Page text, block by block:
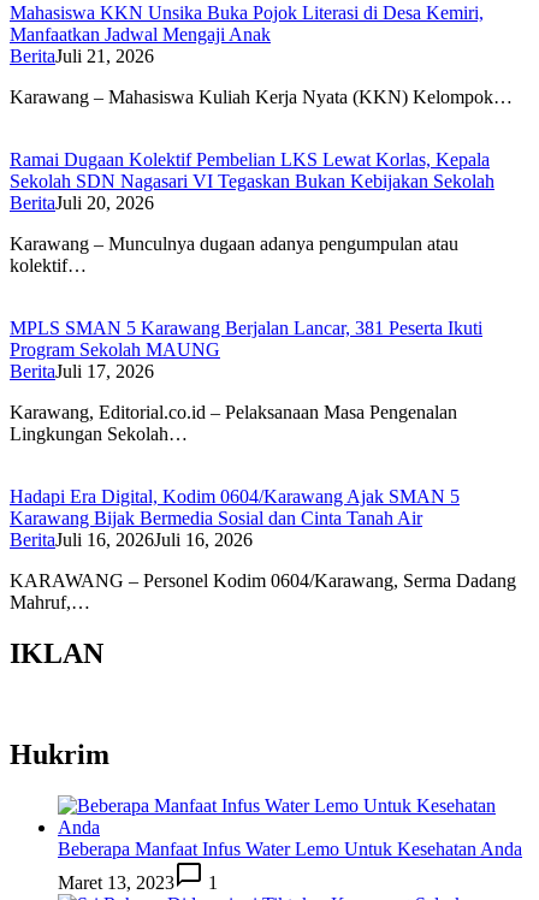
Mahasiswa KKN Unsika Buka Pojok Literasi di Desa Kemiri,
Manfaatkan Jadwal Mengaji Anak
BeritaJuli 21, 2026
Karawang – Mahasiswa Kuliah Kerja Nyata (KKN) Kelompok…
Ramai Dugaan Kolektif Pembelian LKS Lewat Korlas, Kepala
Sekolah SDN Nagasari VI Tegaskan Bukan Kebijakan Sekolah
BeritaJuli 20, 2026
Karawang – Munculnya dugaan adanya pengumpulan atau
kolektif…
MPLS SMAN 5 Karawang Berjalan Lancar, 381 Peserta Ikuti
Program Sekolah MAUNG
BeritaJuli 17, 2026
Karawang, Editorial.co.id – Pelaksanaan Masa Pengenalan
Lingkungan Sekolah…
Hadapi Era Digital, Kodim 0604/Karawang Ajak SMAN 5
Karawang Bijak Bermedia Sosial dan Cinta Tanah Air
BeritaJuli 16, 2026Juli 16, 2026
KARAWANG – Personel Kodim 0604/Karawang, Serma Dadang
Mahruf,…
IKLAN
Hukrim
Beberapa Manfaat Infus Water Lemo Untuk Kesehatan Anda
Maret 13, 2023
1